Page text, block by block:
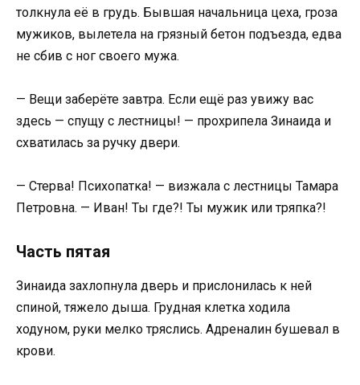
толкнула её в грудь. Бывшая начальница цеха, гроза
мужиков, вылетела на грязный бетон подъезда, едва
не сбив с ног своего мужа.
— Вещи заберёте завтра. Если ещё раз увижу вас
здесь — спущу с лестницы! — прохрипела Зинаида и
схватилась за ручку двери.
— Стерва! Психопатка! — визжала с лестницы Тамара
Петровна. — Иван! Ты где?! Ты мужик или тряпка?!
Часть пятая
Зинаида захлопнула дверь и прислонилась к ней
спиной, тяжело дыша. Грудная клетка ходила
ходуном, руки мелко тряслись. Адреналин бушевал в
крови.